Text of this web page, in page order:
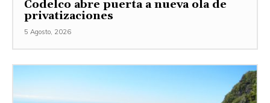
Codelco abre puerta a nueva ola de
privatizaciones
5 Agosto, 2026